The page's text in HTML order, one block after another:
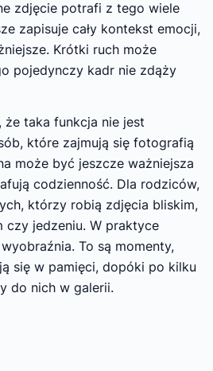
zdjęcie potrafi z tego wiele
zapisuje cały kontekst emocji,
Krótki ruch może
pojedynczy kadr nie zdąży
że taka funkcja nie jest
które zajmują się fotografią
może być jeszcze ważniejsza
codzienność. Dla rodziców,
którzy robią zdjęcia bliskim,
czy jedzeniu. W praktyce
To są momenty,
się w pamięci, dopóki po kilku
do nich w galerii.